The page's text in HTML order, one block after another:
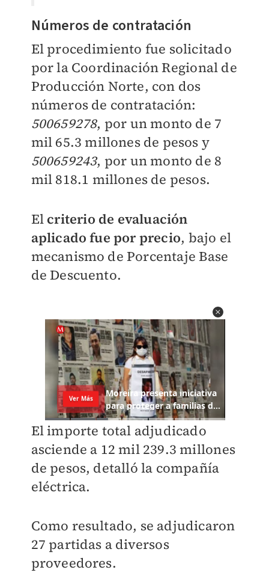
Números de contratación
El procedimiento fue solicitado
por la Coordinación Regional de
Producción Norte, con dos
números de contratación:
500659278, por un monto de 7
mil 65.3 millones de pesos y
500659243, por un monto de 8
mil 818.1 millones de pesos.
Elcriterio de evaluación
aplicado fue por precio, bajo el
mecanismo de Porcentaje Base
de Descuento.
El importe total adjudicado
asciende a 12 mil 239.3 millones
de pesos, detalló la compañía
eléctrica.
Como resultado, se adjudicaron
27 partidas a diversos
proveedores.